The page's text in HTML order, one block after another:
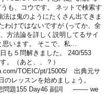
も、コウです。 ネットで検索す
法は鬼のようにたくさん出てきま
わけではないですが (ってか、全
方法論を詳しく説明してるサイ
思います。 そこで、私…
も５問解きました。 240/553
。（あと、、？）
TOEIC/pt/15005/ 出典元サ
のレッスンを始めましょう。
問題155 Day46 副詞 ——- we